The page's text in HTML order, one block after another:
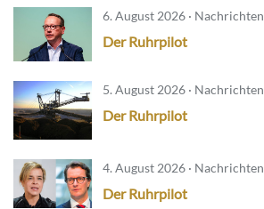
6. August 2026 · Nachrichten
Der Ruhrpilot
5. August 2026 · Nachrichten
Der Ruhrpilot
4. August 2026 · Nachrichten
Der Ruhrpilot